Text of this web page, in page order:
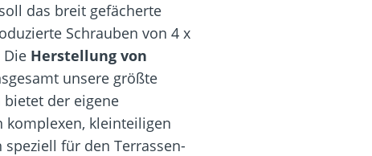
das breit gefächerte
Schrauben von 4 x
Die Herstellung von
unsere größte
der eigene
komplexen, kleinteiligen
für den Terrassen-